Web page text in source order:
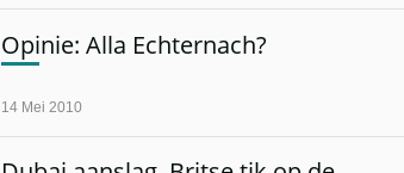
Opinie: Alla Echternach?
14 Mei 2010